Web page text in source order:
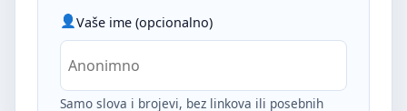
Vaše ime (opcionalno)
Samo slova i brojevi, bez linkova ili posebnih